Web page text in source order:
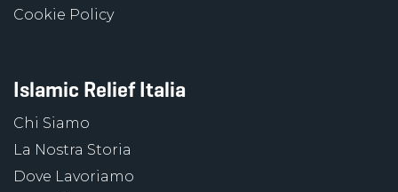
Cookie Policy
Islamic Relief Italia
Chi Siamo
La Nostra Storia
Dove Lavoriamo